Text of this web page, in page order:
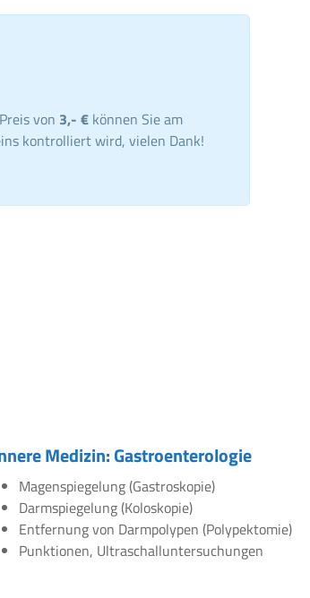
von 3,- € können Sie am
kontrolliert wird, vielen Dank!
Medizin: Gastroenterologie
Magenspiegelung (Gastroskopie)
Darmspiegelung (Koloskopie)
Entfernung von Darmpolypen (Polypektomie)
Punktionen, Ultraschalluntersuchungen